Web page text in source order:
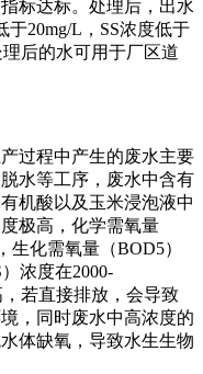
标达标。处理后，出水
于20mg/L，SS浓度低于
后的水可用于厂区道
过程中产生的废水主要
水等工序，废水中含有
机酸以及玉米浸泡液中
极高，化学需氧量
生化需氧量（BOD5）
浓度在2000-
若直接排放，会导致
，同时废水中高浓度的
体缺氧，导致水生生物